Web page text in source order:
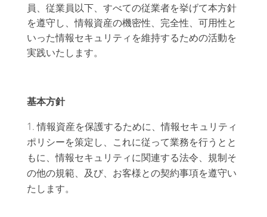
員、従業員以下、すべての従業者を挙げて本方針
を遵守し、情報資産の機密性、完全性、可用性と
いった情報セキュリティを維持するための活動を
実践いたします。
基本方針
情報資産を保護するために、情報セキュリティ
ポリシーを策定し、これに従って業務を行うとと
もに、情報セキュリティに関連する法令、規制そ
の他の規範、及び、お客様との契約事項を遵守い
たします。